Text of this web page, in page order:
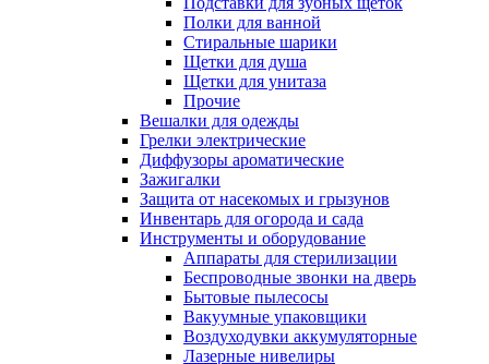
Полки для ванной
Стиральные шарики
Щетки для душа
Щетки для унитаза
Прочие
Вешалки для одежды
Грелки электрические
Диффузоры ароматические
Зажигалки
Защита от насекомых и грызунов
Инвентарь для огорода и сада
Инструменты и оборудование
Аппараты для стерилизации
Беспроводные звонки на дверь
Бытовые пылесосы
Вакуумные упаковщики
Воздуходувки аккумуляторные
Лазерные нивелиры